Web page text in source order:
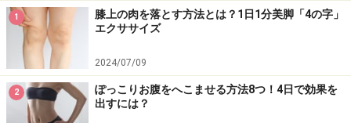
方向にゆっくりと着地します。ここまでで1回。
「ヒップリフトスウィング」STEP4
1
膝上の肉を落とす方法とは？1日1分美脚「4の字」
エクササイズ
2024/07/09
2
ぽっこりお腹をへこませる方法8つ！4日で効果を
出すには？